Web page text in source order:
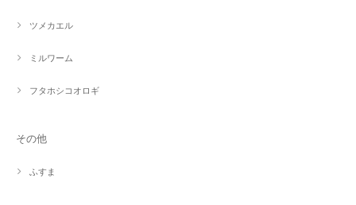
ツメカエル
ミルワーム
フタホシコオロギ
その他
ふすま